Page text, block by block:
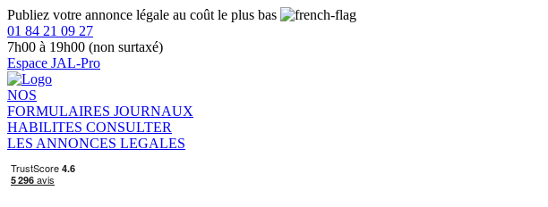
Publiez votre annonce légale au coût le plus bas
01 84 21 09 27
7h00 à 19h00 (non surtaxé)
Espace JAL-Pro
NOS
FORMULAIRES JOURNAUX
HABILITES CONSULTER
LES ANNONCES LEGALES